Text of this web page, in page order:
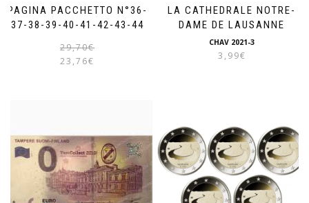
PAGINA PACCHETTO N°36-
37-38-39-40-41-42-43-44
29,70€
23,76€
LA CATHEDRALE NOTRE-
DAME DE LAUSANNE
CHAV 2021-3
3,99€